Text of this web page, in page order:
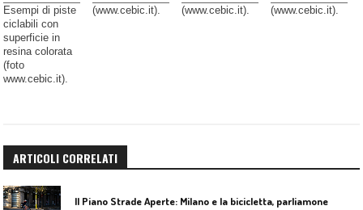
Esempi di piste
ciclabili con
superficie in
resina colorata
(foto
www.cebic.it).
(www.cebic.it). (www.cebic.it). (www.cebic.it).
ARTICOLI CORRELATI
Il Piano Strade Aperte: Milano e la bicicletta, parliamone